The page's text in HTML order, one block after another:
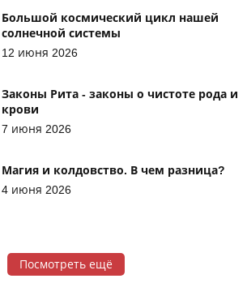
Большой космический цикл нашей
солнечной системы
12 июня 2026
Законы Рита - законы о чистоте рода и
крови
7 июня 2026
Магия и колдовство. В чем разница?
4 июня 2026
Посмотреть ещё